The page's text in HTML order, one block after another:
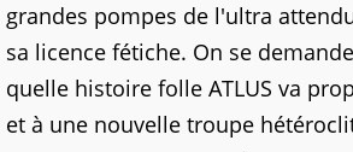
grandes pompes de l'ultra
sa licence fétiche. On se
quelle histoire folle ATLUS va
et à une nouvelle troupe